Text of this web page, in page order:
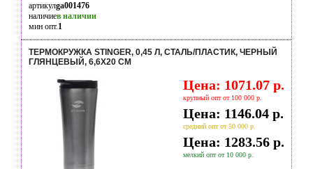
артикулga001476
наличиев наличии
мин опт.1
ТЕРМОКРУЖКА STINGER, 0,45 Л, СТАЛЬ/ПЛАСТИК, ЧЕРНЫЙ
ГЛЯНЦЕВЫЙ, 6,6Х20 СМ
Цена: 1071.07 р.
крупный опт от 100 000 р.
Цена: 1146.04 р.
средний опт от 50 000 р.
Цена: 1283.56 р.
мелкий опт от 10 000 р.